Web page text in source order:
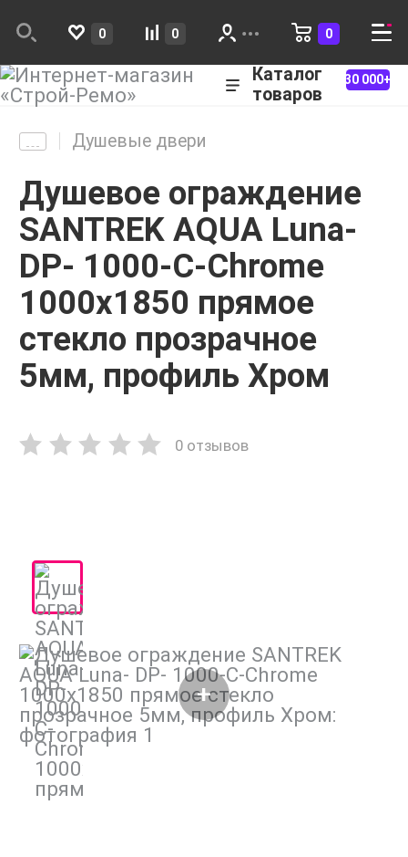
0 0 0
Каталог
товаров
30 000+
Душевые двери
Душевое ограждение
SANTREK AQUA Luna-
DP- 1000-C-Chrome
1000х1850 прямое
стекло прозрачное
5мм, профиль Хром
0 отзывов